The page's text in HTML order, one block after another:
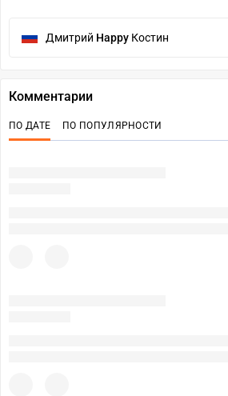
Дмитрий Happy Костин
Комментарии
ПО ДАТЕ ПО ПОПУЛЯРНОСТИ